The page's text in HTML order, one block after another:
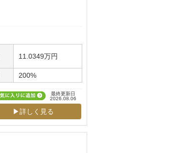
11.0349万円
200%
最終更新日
2026.08.06
▶詳しく見る